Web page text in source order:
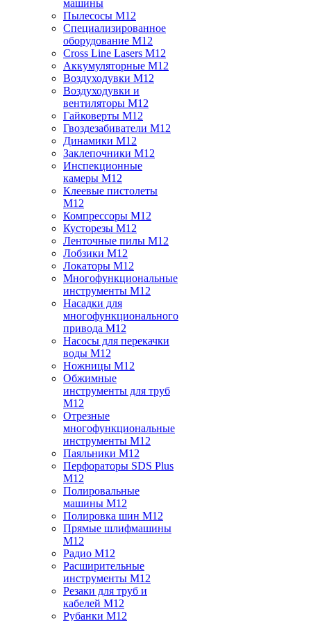
машины
Пылесосы M12
Специализированное
оборудование M12
Cross Line Lasers M12
Аккумуляторные M12
Воздуходувки M12
Воздуходувки и
вентиляторы M12
Гайковерты M12
Гвоздезабиватели M12
Динамики M12
Заклепочники M12
Инспекционные
камеры M12
Клеевые пистолеты
M12
Компрессоры M12
Кусторезы M12
Ленточные пилы M12
Лобзики M12
Локаторы M12
Многофункциональные
инструменты M12
Насадки для
многофункционального
привода M12
Насосы для перекачки
воды M12
Ножницы M12
Обжимные
инструменты для труб
M12
Отрезные
многофункциональные
инструменты M12
Паяльники M12
Перфораторы SDS Plus
M12
Полировальные
машины M12
Полировка шин M12
Прямые шлифмашины
M12
Радио M12
Расширительные
инструменты M12
Резаки для труб и
кабелей M12
Рубанки M12